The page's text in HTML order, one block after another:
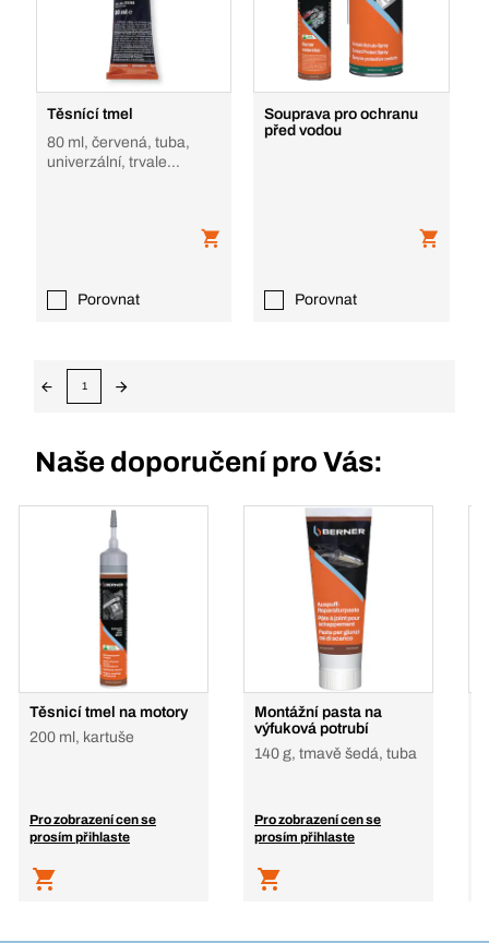
Těsnící tmel
80 ml, červená, tuba,
univerzální, trvale
Porovnat
Souprava pro ochranu
před vodou
Porovnat
1
Naše doporučení pro Vás:
Těsnicí tmel na motory
200 ml, kartuše
Pro zobrazení cen se
prosím přihlaste
Montážní pasta na
výfuková potrubí
140 g, tmavě šedá, tuba
Pro zobrazení cen se
prosím přihlaste